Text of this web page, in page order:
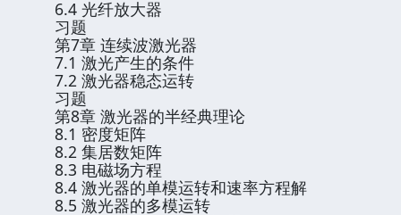
6.4 光纤放大器
习题
第7章 连续波激光器
7.1 激光产生的条件
7.2 激光器稳态运转
习题
第8章 激光器的半经典理论
8.1 密度矩阵
8.2 集居数矩阵
8.3 电磁场方程
8.4 激光器的单模运转和速率方程解
8.5 激光器的多模运转